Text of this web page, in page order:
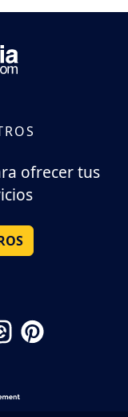
ofrecer tus